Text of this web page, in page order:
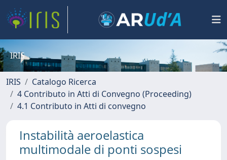
IRIS
IRIS
Catalogo Ricerca
4 Contributo in Atti di Convegno (Proceeding)
4.1 Contributo in Atti di convegno
Instabilità aeroelastica
multimodale di ponti sospesi